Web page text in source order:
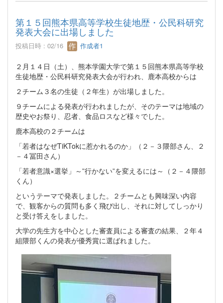
第１５回熊本県高等学校生徒地歴・公民科研究
発表大会に出場しました
投稿日時 : 02/16 作成者1
２月１４日（土）、熊本学園大学で第１５回熊本県高等学校
生徒地歴・公民科研究発表大会が行われ、鹿本高校からは
２チーム３名の生徒（２年生）が出場しました。
９チームによる発表が行われましたが、そのテーマは地域の
歴史やお祭り、忍者、食品ロスなど様々でした。
鹿本高校の２チームは
「若者はなぜTiKTokに惹かれるのか」（２－３隈部さん、２
－４冨田さん）
「若者意識×選挙」～”行かない”を変えるには～（２－４隈部
くん）
というテーマで発表しました。２チームとも興味深い内容
で、観客からの質問も多く飛び出し、それに対してしっかり
と受け答えをしました。
大学の先生方を中心とした審査員による審査の結果、２年４
組隈部くんの発表が優秀賞に選ばれました。